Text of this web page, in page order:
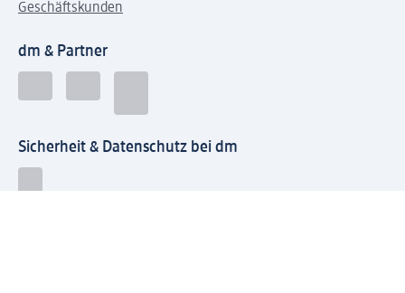
Geschäftskunden
dm & Partner
Sicherheit & Datenschutz bei dm